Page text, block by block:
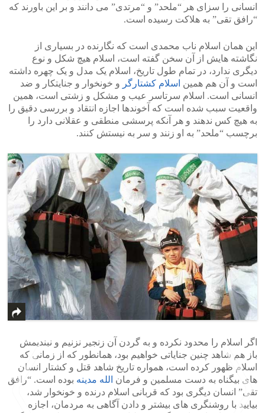
انسانی را سزای هر “ملحد” و “مرتدی” می دانند و بر این باورند که
“رافق تقی” به هلاکت رسیده است.
این همان اسلام ناب محمدی است که نگارنده در بسیاری از
نگاشته هایش از آن سخن گفته است، اسلام هیچ شکل و نوع
دیگری ندارد، در تمام طول تاریخ، اسلام یک مدل و یک چهره داشته
است و آن هم همین اسلام کشتارگر و خونخوار و جنایتکار و ضد
انسانی است. اسلام سرتاسر عیب و مشکل و زشتی است، همین
واقعیت سبب شده است که آخوندها اجازه انتقاد و بررسی دقیق را
به هیچ کس ندهند و هر آنکه پرسشی منطقی و عقلانی دارد را
برچسب “ملحد” به او زنند و سر به نیستش کنند.
اگر اسلام را محدود نکرده و به گردن آن زنجیر نزنیم و نبندیمش
باز هم شاهد چنین جنایاتی خواهیم بود، همانطور که از زمانی که
اسلام ظهور کرده است، همواره تاریخ شاهد قتل و کشتار انسان
های بیگناه به دست مسلمین و فرمان الله مدینه بوده است. “رافق
تقی” انسان دیگری بود که قربانی اسلام درنده و خونخوار شد،
بیایید با روشنگری های بیشتر و دادن آگاهی به مردمان، اجازه